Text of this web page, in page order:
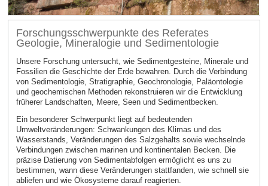
Forschungsschwerpunkte des Referates
Geologie, Mineralogie und Sedimentologie
Unsere Forschung untersucht, wie Sedimentgesteine, Minerale und
Fossilien die Geschichte der Erde bewahren. Durch die Verbindung
von Sedimentologie, Stratigraphie, Geochronologie, Paläontologie
und geochemischen Methoden rekonstruieren wir die Entwicklung
früherer Landschaften, Meere, Seen und Sedimentbecken.
Ein besonderer Schwerpunkt liegt auf bedeutenden
Umweltveränderungen: Schwankungen des Klimas und des
Wasserstands, Veränderungen des Salzgehalts sowie wechselnde
Verbindungen zwischen marinen und kontinentalen Becken. Die
präzise Datierung von Sedimentabfolgen ermöglicht es uns zu
bestimmen, wann diese Veränderungen stattfanden, wie schnell sie
abliefen und wie Ökosysteme darauf reagierten.